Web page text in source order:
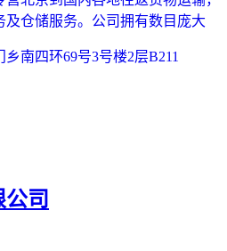
仓储服务。公司拥有数目庞大
南四环69号3号楼2层B211
司